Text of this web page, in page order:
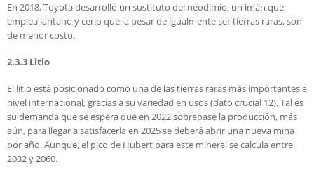
En 2018, Toyota desarrolló un sustituto del neodimio, un imán que
emplea lantano y cerio que, a pesar de igualmente ser tierras raras, son
de menor costo.
2.3.3 Litio
El litio está posicionado como una de las tierras raras más importantes a
nivel internacional, gracias a su variedad en usos (dato crucial 12). Tal es
su demanda que se espera que en 2022 sobrepase la producción, más
aún, para llegar a satisfacerla en 2025 se deberá abrir una nueva mina
por año. Aunque, el pico de Hubert para este mineral se calcula entre
2032 y 2060.